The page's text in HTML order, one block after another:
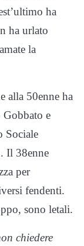
ha
ha urlato
la
alla 50enne ha
Gobbato e
Sociale
Il 38enne
per
fendenti.
sono letali.
chiedere